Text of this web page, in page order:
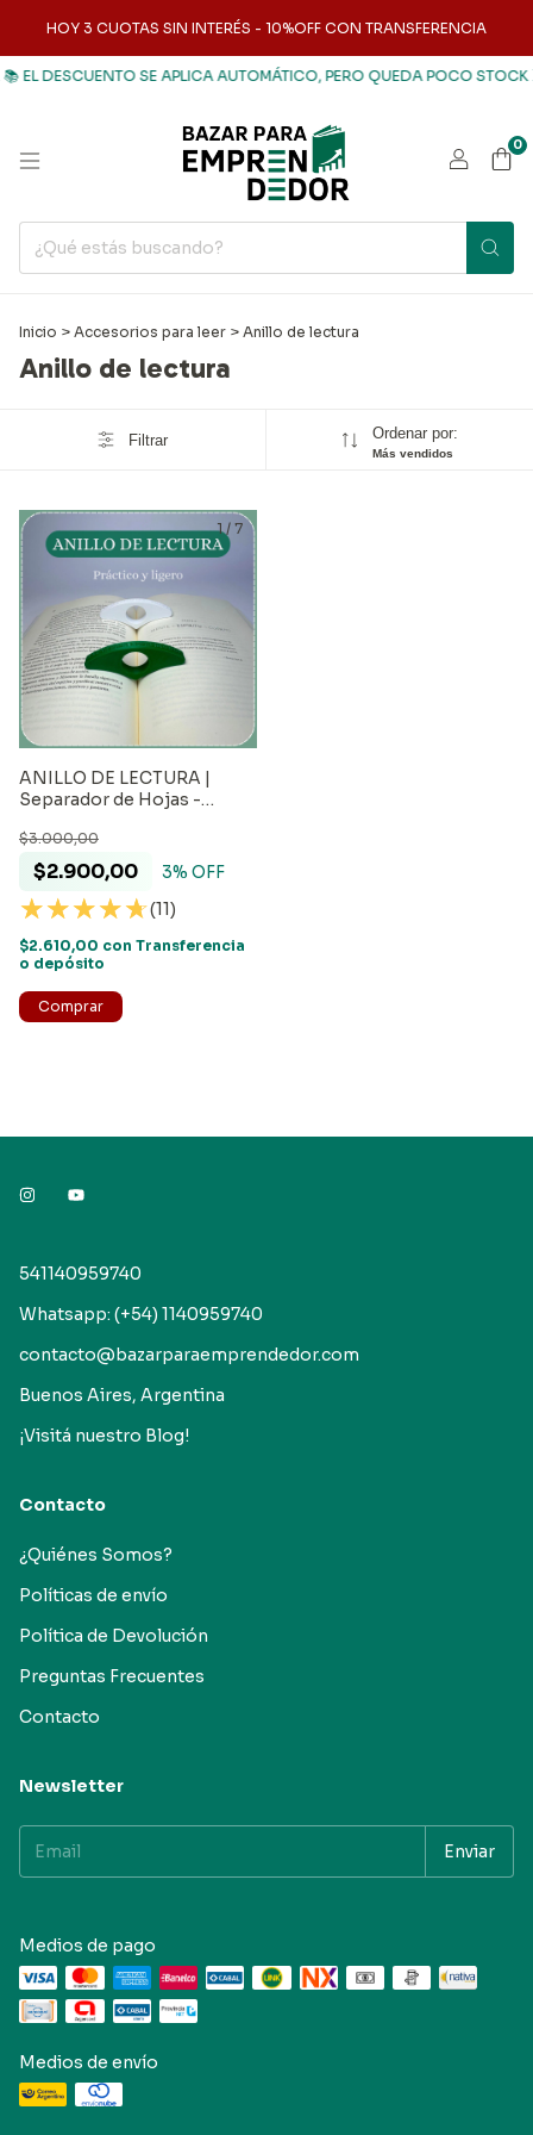
HOY 3 CUOTAS SIN INTERÉS - 10%OFF CON TRANSFERENCIA
DESCUENTO SE APLICA AUTOMÁTICO, PERO QUEDA POCO STOCK ⏳
0
Inicio > Accesorios para leer > Anillo de lectura
Anillo de lectura
Filtrar Ordenar por:
Más vendidos
1/ 7
ANILLO DE LECTURA |
Separador de Hojas -
$2.900,00
$3.000,00
3% OFF
(11)
$2.610,00 con Transferencia
o depósito
Comprar
541140959740
Whatsapp: (+54) 1140959740
contacto@bazarparaemprendedor.com
Buenos Aires, Argentina
¡Visitá nuestro Blog!
Contacto
¿Quiénes Somos?
Políticas de envío
Política de Devolución
Preguntas Frecuentes
Contacto
Newsletter
Medios de pago
Medios de envío